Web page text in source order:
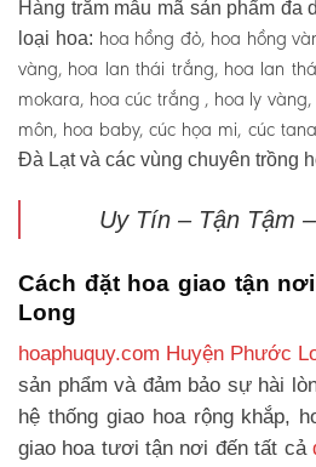
Hàng trăm mẫu mã sản phẩm
loại hoa: hoa hồng đỏ, hoa hồng
vàng, hoa lan thái trắng, hoa lan
mokara, hoa cúc trắng , hoa ly
môn, hoa baby, cúc họa mi, cúc
Đà Lạt và các vùng chuyên trồng
Uy Tín – Tận Tậm
Cách đặt hoa giao tận
Long
hoaphuquy.com Huyện Phước
sản phẩm và đảm bảo sự hài
hệ thống giao hoa rộng khắp,
giao hoa tươi tận nơi đến tất cả